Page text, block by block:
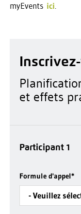
myEvents ici
et effets
Participant 1
Formule d'appel*
- Veuillez